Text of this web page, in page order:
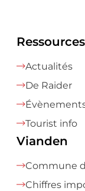
Actualités
De Raider
Tourist info
Vianden
Commune
Chiffres